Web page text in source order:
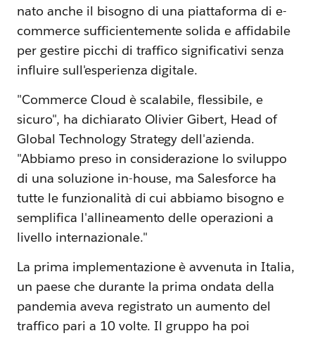
nato anche il bisogno di una piattaforma di e-
commerce sufficientemente solida e affidabile
per gestire picchi di traffico significativi senza
influire sull'esperienza digitale.
"Commerce Cloud è scalabile, flessibile, e
sicuro", ha dichiarato Olivier Gibert, Head of
Global Technology Strategy dell'azienda.
"Abbiamo preso in considerazione lo sviluppo
di una soluzione in-house, ma Salesforce ha
tutte le funzionalità di cui abbiamo bisogno e
semplifica l'allineamento delle operazioni a
livello internazionale."
La prima implementazione è avvenuta in Italia,
un paese che durante la prima ondata della
pandemia aveva registrato un aumento del
traffico pari a 10 volte. Il gruppo ha poi